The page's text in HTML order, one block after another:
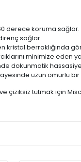
derece koruma sağlar.
sağlar.
kristal berraklığında
minimize eden
dokunmatik
uzun ömürlü
çiziksiz tutmak için